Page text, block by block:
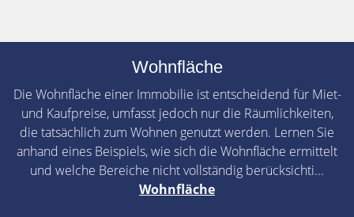
Wohnfläche
Die Wohnfläche einer Immobilie ist entscheidend für Miet-
und Kaufpreise, umfasst jedoch nur die Räumlichkeiten,
die tatsächlich zum Wohnen genutzt werden. Lernen Sie
anhand eines Beispiels, wie sich die Wohnfläche ermittelt
und welche Bereiche nicht vollständig berücksichti...
Wohnfläche